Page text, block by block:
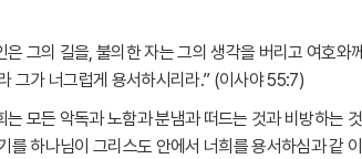
은 그의 길을,불의한 자는 그의 생각을 버리고 여호와
그가 너그럽게 용서하시리라.” (이사야55:7)
는 모든 악독과 노함과 분냄과 떠드는 것과 비방하는
를 하나님이 그리스도 안에서 너희를 용서하심과 같